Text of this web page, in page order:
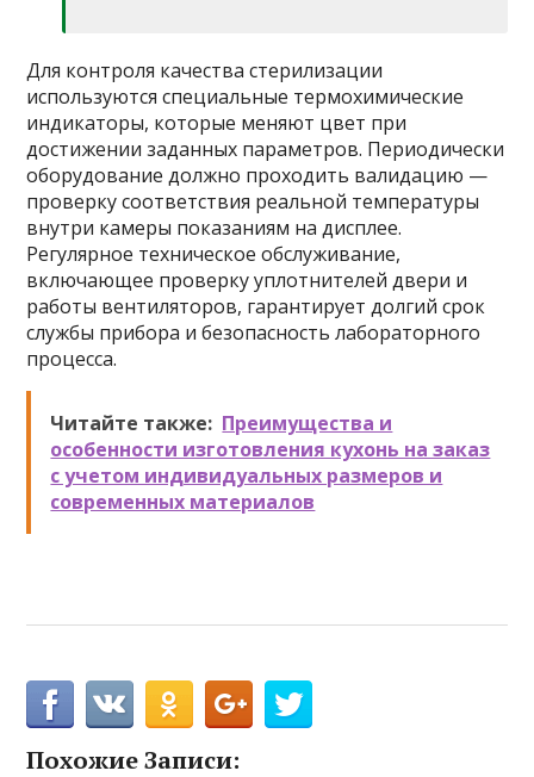
Для контроля качества стерилизации
используются специальные термохимические
индикаторы, которые меняют цвет при
достижении заданных параметров. Периодически
оборудование должно проходить валидацию —
проверку соответствия реальной температуры
внутри камеры показаниям на дисплее.
Регулярное техническое обслуживание,
включающее проверку уплотнителей двери и
работы вентиляторов, гарантирует долгий срок
службы прибора и безопасность лабораторного
процесса.
Читайте также: Преимущества и
особенности изготовления кухонь на заказ
с учетом индивидуальных размеров и
современных материалов
Похожие Записи: